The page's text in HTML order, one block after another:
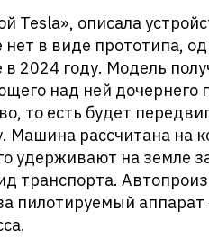
Tesla», описала
в виде прототипа,
2024 году. Модель
над ней дочернего
то есть будет
Машина рассчитана на
удерживают на земле
транспорта.
пилотируемый